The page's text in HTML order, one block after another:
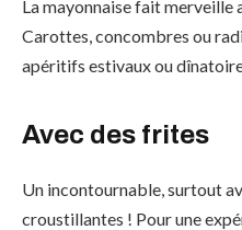
La mayonnaise fait merveille
Carottes, concombres ou
apéritifs estivaux ou
Avec des frites
Un incontournable, surtout
croustillantes ! Pour une